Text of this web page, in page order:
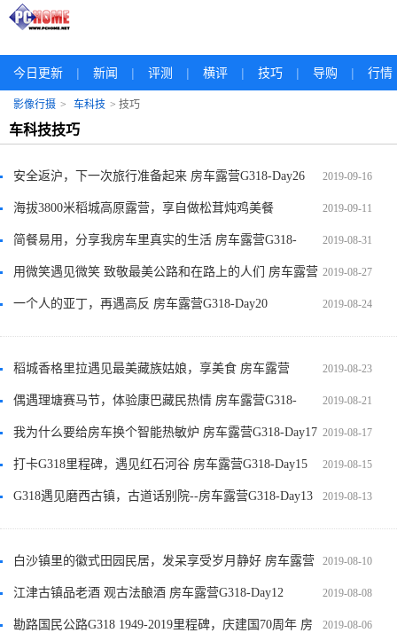
今日更新 | 新闻 | 评测 | 横评 | 技巧 | 导购 | 行情
影像行摄 > 车科技 > 技巧
车科技技巧
安全返沪，下一次旅行准备起来 房车露营G318-Day26 2019-09-16
海拔3800米稻城高原露营，享自做松茸炖鸡美餐 2019-09-11
简餐易用，分享我房车里真实的生活 房车露营G318-
Day22
2019-08-31
用微笑遇见微笑 致敬最美公路和在路上的人们 房车露营
G318-Day21
2019-08-27
一个人的亚丁，再遇高反 房车露营G318-Day20 2019-08-24
稻城香格里拉遇见最美藏族姑娘，享美食 房车露营
G318-Day19
2019-08-23
偶遇理塘赛马节，体验康巴藏民热情 房车露营G318-
Day19
2019-08-21
我为什么要给房车换个智能热敏炉 房车露营G318-Day17 2019-08-17
打卡G318里程碑，遇见红石河谷 房车露营G318-Day15 2019-08-15
G318遇见磨西古镇，古道话别院--房车露营G318-Day13 2019-08-13
白沙镇里的徽式田园民居，发呆享受岁月静好 房车露营
G318-Day12
2019-08-10
江津古镇品老酒 观古法酿酒 房车露营G318-Day12 2019-08-08
勘路国民公路G318 1949-2019里程碑，庆建国70周年 房 2019-08-06